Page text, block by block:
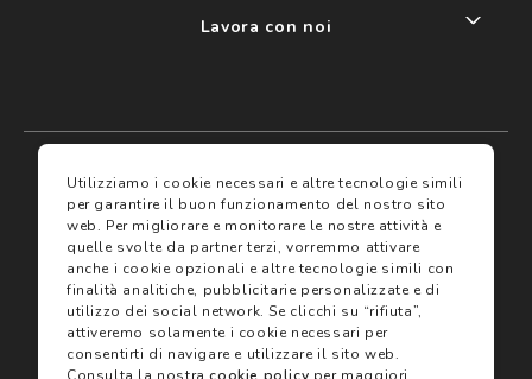
I miei preferiti
Assicurazioni
Servizi
Lavora con noi
Termini e condizioni
Termini di vendita
Avvertenze e informazioni di sicurezza sui prodotti
Informativa sulla Privacy
Utilizziamo i cookie necessari e altre tecnologie simili
per garantire il buon funzionamento del nostro sito
web. Per migliorare e monitorare le nostre attività e
quelle svolte da partner terzi, vorremmo attivare
anche i cookie opzionali e altre tecnologie simili con
finalità analitiche, pubblicitarie personalizzate e di
utilizzo dei social network. Se clicchi su “rifiuta”,
attiveremo solamente i cookie necessari per
consentirti di navigare e utilizzare il sito web.